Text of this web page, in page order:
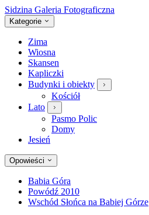
Sidzina Galeria Fotograficzna
Kategorie
Zima
Wiosna
Skansen
Kapliczki
Budynki i obiekty
Kościół
Lato
Pasmo Polic
Domy
Jesień
Opowieści
Babia Góra
Powódź 2010
Wschód Słońca na Babiej Górze